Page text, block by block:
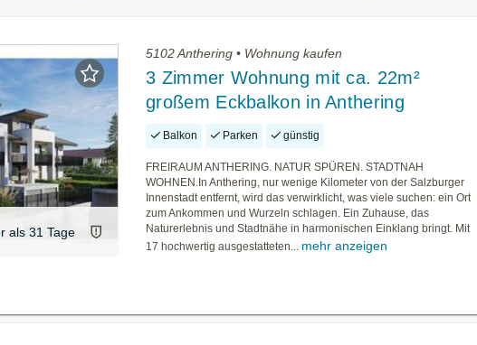
als 31 Tage
5102 Anthering • Wohnung kaufen
3 Zimmer Wohnung mit ca. 22m²
großem Eckbalkon in Anthering
Balkon Parken günstig
FREIRAUM ANTHERING. NATUR SPÜREN. STADTNAH
WOHNEN.In Anthering, nur wenige Kilometer von der Salzburger
Innenstadt entfernt, wird das verwirklicht, was viele suchen: ein Ort
zum Ankommen und Wurzeln schlagen. Ein Zuhause, das
Naturerlebnis und Stadtnähe in harmonischen Einklang bringt. Mit
17 hochwertig ausgestatteten... mehr anzeigen